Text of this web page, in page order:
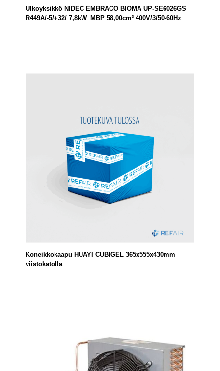
Ulkoyksikkö NIDEC EMBRACO BIOMA UP-SE6026GS
R449A/-5/+32/ 7,8kW_MBP 58,00cm³ 400V/3/50-60Hz
Koneikkokaapu HUAYI CUBIGEL 365x555x430mm
viistokatolla